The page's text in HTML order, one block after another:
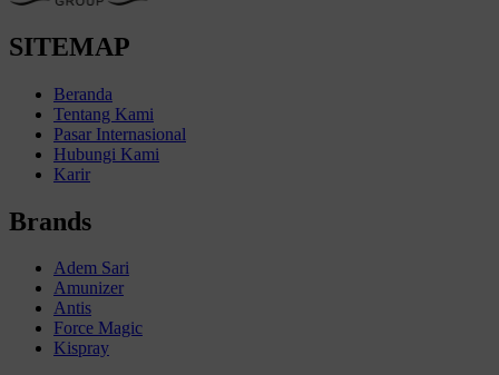
SITEMAP
Beranda
Tentang Kami
Pasar Internasional
Hubungi Kami
Karir
Brands
Adem Sari
Amunizer
Antis
Force Magic
Kispray